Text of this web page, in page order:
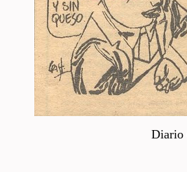
Dia­rio